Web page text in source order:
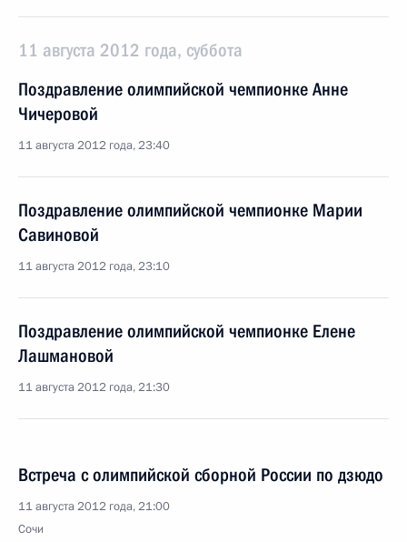
11 августа 2012 года, суббота
Поздравление олимпийской чемпионке Анне
Чичеровой
11 августа 2012 года, 23:40
Поздравление олимпийской чемпионке Марии
Савиновой
11 августа 2012 года, 23:10
Поздравление олимпийской чемпионке Елене
Лашмановой
11 августа 2012 года, 21:30
Встреча с олимпийской сборной России по дзюдо
11 августа 2012 года, 21:00
Сочи